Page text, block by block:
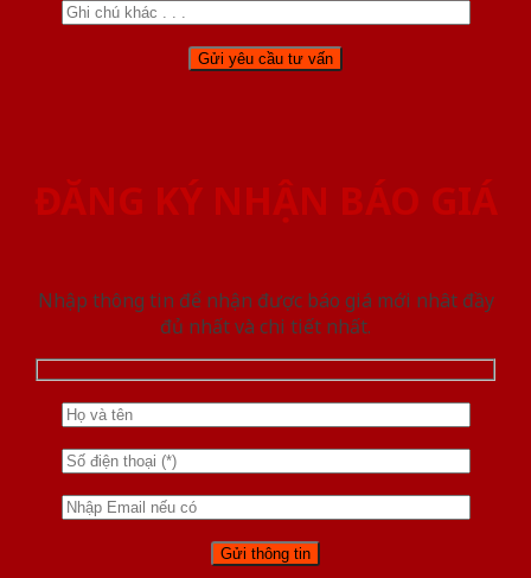
ĐĂNG KÝ NHẬN BÁO GIÁ
Nhập thông tin để nhận được báo giá mới nhât đầy
đủ nhất và chi tiết nhất.